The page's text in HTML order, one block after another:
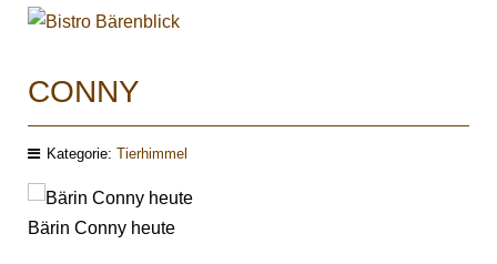
CONNY
Kategorie: Tierhimmel
Bärin Conny heute